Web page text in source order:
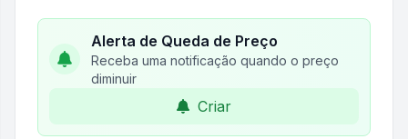
Alerta de Queda de Preço
Receba uma notificação quando o preço
diminuir
Criar